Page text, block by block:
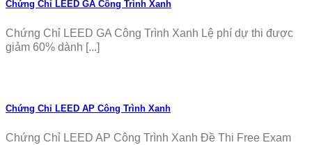
Chứng Chỉ LEED GA Công Trình Xanh
Chứng Chỉ LEED GA Công Trình Xanh Lệ phí dự thi được
giảm 60% dành [...]
Chứng Chỉ LEED AP Công Trình Xanh
Chứng Chỉ LEED AP Công Trình Xanh Đề Thi Free Exam